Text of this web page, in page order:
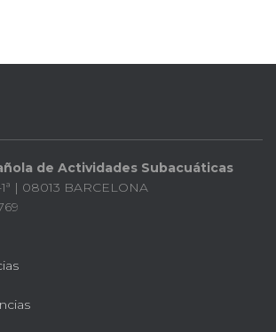
de Actividades Subacuáticas
1ª | 08013 BARCELONA